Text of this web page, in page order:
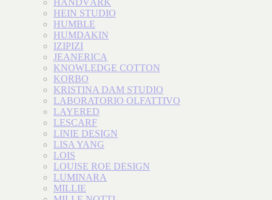
HANDVÄRK
HEIN STUDIO
HUMBLE
HUMDAKIN
IZIPIZI
JEANERICA
KNOWLEDGE COTTON
KORBO
KRISTINA DAM STUDIO
LABORATORIO OLFATTIVO
LAYERED
LESCARF
LINIE DESIGN
LISA YANG
LOIS
LOUISE ROE DESIGN
LUMINARA
MILLIE